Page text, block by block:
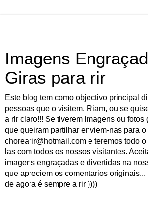
Imagens
Giras para rir
Este blog tem como objectivo principal
pessoas que o visitem. Riam, ou se
a rir claro!!! Se tiverem imagens ou fotos
que queiram partilhar enviem-nas para o
chorearir@hotmail.com e teremos todo
las com todos os nossos visitantes.
imagens engraçadas e divertidas na
que apreciem os comentarios originais...
de agora é sempre a rir ))))